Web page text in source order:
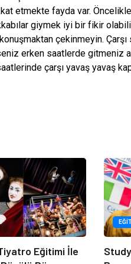
etmekte fayda var.
giymek iyi bir fikir
çekinmeyin.
erken saatlerde gitmeniz
çarşı yavaş yavaş
Eğitimi İle